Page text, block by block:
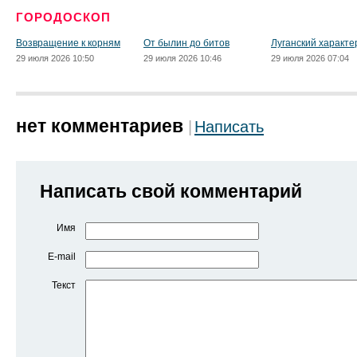
ГОРОДОСКОП
Возвращение к корням
29 июля 2026 10:50
От былин до битов
29 июля 2026 10:46
Луганский
29 июля 2026 07:04
нет комментариев Написать
Написать свой комментарий
Имя
E-mail
Текст